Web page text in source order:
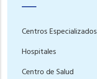
Centros Especializados
Hospitales
Centro de Salud